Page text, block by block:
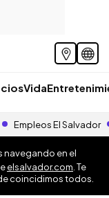
Vida
Empleos El Salvador
navegando en el
elsalvador.com . Te
coincidimos todos.